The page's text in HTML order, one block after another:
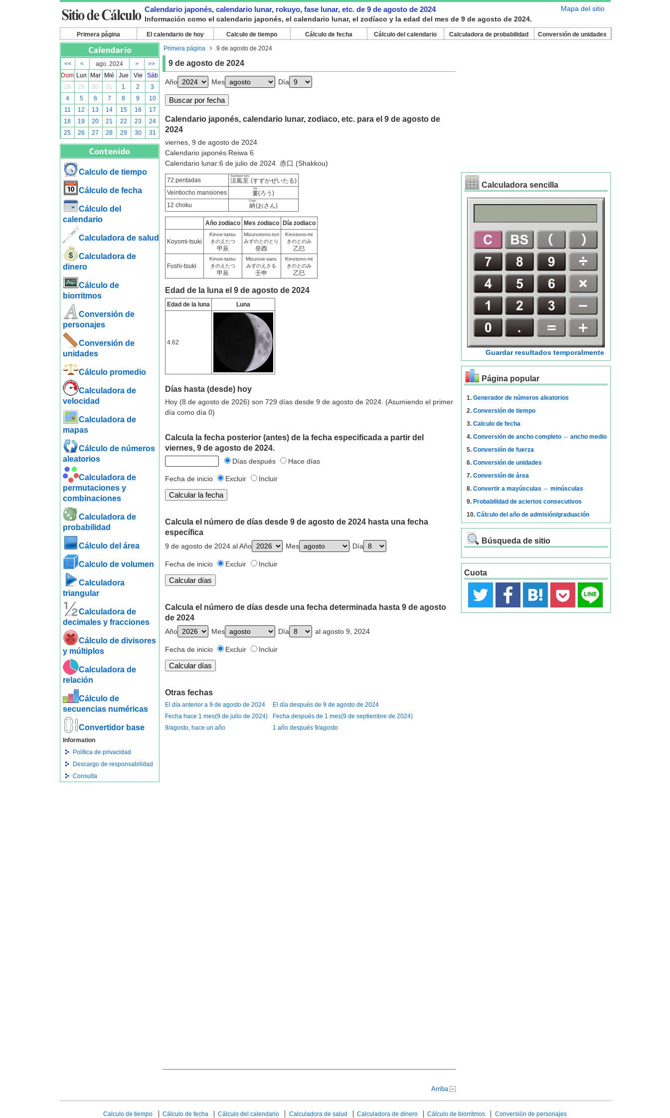
Mapa del sitio
Calendario japonés, calendario lunar, rokuyo, fase lunar, etc. de 9 de agosto de 2024
Información como el calendario japonés, el calendario lunar, el zodíaco y la edad del mes de 9 de agosto de 2024.
Primera página El calendario de hoy Calculo de tiempo Cálculo de fecha Cálculo del calendario Calculadora de probabilidad Conversión de unidades
<< < ago. 2024 >
>>
Dom Lun Mar Mié Jue Vie
Sáb
28
29 30 31 1 2
3
4
5 6 7 8 9
10
11
12 13 14 15 16
17
18
19 20 21 22 23
24
25
26 27 28 29 30 31
Calculo de tiempo
Cálculo de fecha
Cálculo del
calendario
Calculadora de salud
Calculadora de
dinero
Cálculo de
biorritmos
Conversión de
personajes
Conversión de
unidades
Cálculo promedio
Calculadora de
velocidad
Calculadora de
mapas
Cálculo de números
aleatorios
Calculadora de
permutaciones y
combinaciones
Calculadora de
probabilidad
Cálculo del área
Calculo de volumen
Calculadora
triangular
Calculadora de
decimales y fracciones
Cálculo de divisores
y múltiplos
Calculadora de
relación
Cálculo de
secuencias numéricas
Convertidor base
Information
Política de privacidad
Descargo de responsabilidad
Consulta
Primera página 9 de agosto de 2024
9 de agosto de 2024
Año Mes Día
Calendario japonés, calendario lunar, zodiaco, etc. para el 9 de agosto de
2024
viernes, 9 de agosto de 2024
Calendario japonés:Reiwa 6
Calendario lunar:6 de julio de 2024 赤口 (Shakkou)
72 pentadas 涼風至
Suzukaze itaru
(すずかぜいたる)
Veintiocho mansiones
婁
rou
(ろう)
12 choku
納
Osan
(おさん)
Año zodiaco Mes zodiaco Día zodiaco
Koyomi-tsuki
Kinoe-tatsu
きのえたつ
甲辰
Mizunotono-tori
みずのとのとり
癸酉
Kinotono-mi
きのとのみ
乙巳
Fushi-tsuki
Kinoe-tatsu
きのえたつ
甲辰
Mizunoe-saru
みずのえさる
壬申
Kinotono-mi
きのとのみ
乙巳
Edad de la luna el 9 de agosto de 2024
Edad de la luna Luna
4.62
Días hasta (desde) hoy
Hoy (8 de agosto de 2026) son 729 días desde 9 de agosto de 2024. (Asumiendo el primer
día como día 0)
Calcula la fecha posterior (antes) de la fecha especificada a partir del
viernes, 9 de agosto de 2024.
Días después Hace días
Fecha de inicio Excluir Incluir
Calcula el número de días desde 9 de agosto de 2024 hasta una fecha
específica
9 de agosto de 2024 al Año Mes Día
Fecha de inicio Excluir Incluir
Calcula el número de días desde una fecha determinada hasta 9 de agosto
de 2024
Año Mes Día al agosto 9, 2024
Fecha de inicio Excluir Incluir
Otras fechas
El día anterior a 9 de agosto de 2024
El día después de 9 de agosto de 2024
Fecha hace 1 mes(9 de julio de 2024)
Fecha después de 1 mes(9 de septiembre de 2024)
9/agosto, hace un año
1 año después 9/agosto
Arriba
Calculadora sencilla
Guardar resultados temporalmente
Página popular
1. Generador de números aleatorios
2. Conversión de tiempo
3. Calculo de fecha
4. Conversión de ancho completo ⇔ ancho medio
5. Conversión de fuerza
6. Conversión de unidades
7. Conversión de área
8. Convertir a mayúsculas ⇔ minúsculas
9. Probabilidad de aciertos consecutivos
10. Cálculo del año de admisión/graduación
Búsqueda de sitio
Cuota
Calculo de tiempo Cálculo de fecha Cálculo del calendario Calculadora de salud Calculadora de dinero Cálculo de biorritmos Conversión de personajes